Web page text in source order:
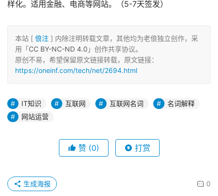
样化。适用金融、电商等网站。（5-7天签发）
本站 [ 俍注 ] 内除注明转载文章，其他均为老俍独立创作，采
用「CC BY-NC-ND 4.0 」创作共享协议。
原创不易，希望保留原文链接转载，原文链接：
https://oneinf.com/tech/net/2694.html
IT知识 互联网 互联网名词
名词解释
网站运营
赞 (0) 打赏
0
生成海报